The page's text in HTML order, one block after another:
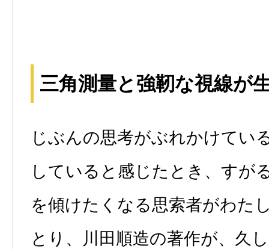
三角測量と強靭な視線が
じぶんの思考がぶれかけてい
していると感じたとき、すが
を傾けたくなる思索者がわた
とり、川田順造の著作が、久